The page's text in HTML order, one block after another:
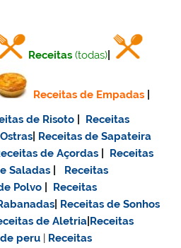
Receitas (todas)
Receitas de Empadas
de Risoto
Receitas
Receitas de Sapateira
de Açordas
Receitas
Saladas
Receitas
Polvo
Receitas
Receitas de Sonhos
de Aletria Receitas
peru | Receitas